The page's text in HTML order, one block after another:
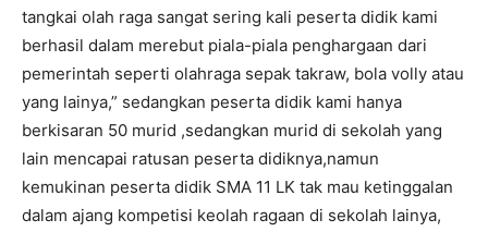
tangkai olah raga sangat sering kali peserta didik kami
berhasil dalam merebut piala-piala penghargaan dari
pemerintah seperti olahraga sepak takraw, bola volly atau
yang lainya,” sedangkan peserta didik kami hanya
berkisaran 50 murid ,sedangkan murid di sekolah yang
lain mencapai ratusan peserta didiknya,namun
kemukinan peserta didik SMA 11 LK tak mau ketinggalan
dalam ajang kompetisi keolah ragaan di sekolah lainya,